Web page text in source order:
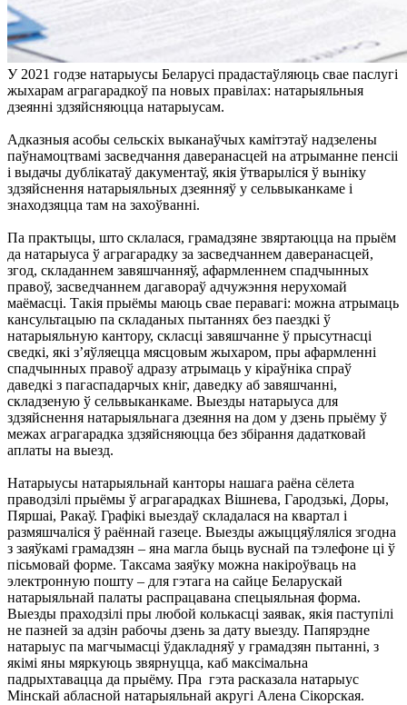
У 2021 годзе натарыусы Беларусі прадастаўляюць свае паслугі
жыхарам аграгарадкоў па новых правілах: натарыяльныя
дзеянні здзяйсняюцца натарыусам.
Адказныя асобы сельскіх выканаўчых камітэтаў надзелены
паўнамоцтвамі засведчання даверанасцей на атрыманне пенсіі
і выдачы дублікатаў дакументаў, якія ўтварыліся ў выніку
здзяйснення натарыяльных дзеянняў у сельвыканкаме і
знаходзяцца там на захоўванні.
Па практыцы, што склалася, грамадзяне звяртаюцца на прыём
да натарыуса ў аграгарадку за засведчаннем даверанасцей,
згод, складаннем завяшчанняў, афармленнем спадчынных
правоў, засведчаннем дагавораў адчужэння нерухомай
маёмасці. Такія прыёмы маюць свае перавагі: можна атрымаць
кансультацыю па складаных пытаннях без паездкі ў
натарыяльную кантору, скласці завяшчанне ў прысутнасці
сведкі, які з’яўляецца мясцовым жыхаром, пры афармленні
спадчынных правоў адразу атрымаць у кіраўніка спраў
даведкі з пагаспадарчых кніг, даведку аб завяшчанні,
складзеную ў сельвыканкаме. Выезды натарыуса для
здзяйснення натарыяльнага дзеяння на дом у дзень прыёму ў
межах аграгарадка здзяйсняюцца без збірання дадатковай
аплаты на выезд.
Натарыусы натарыяльнай канторы нашага раёна сёлета
праводзілі прыёмы ў аграгарадках Вішнева, Гародзькі, Доры,
Пяршаі, Ракаў. Графікі выездаў складалася на квартал і
размяшчаліся ў раённай газеце. Выезды ажыццяўляліся згодна
з заяўкамі грамадзян – яна магла быць вуснай па тэлефоне ці ў
пісьмовай форме. Таксама заяўку можна накіроўваць на
электронную пошту – для гэтага на сайце Беларускай
натарыяльнай палаты распрацавана спецыяльная форма.
Выезды праходзілі пры любой колькасці заявак, якія паступілі
не пазней за адзін рабочы дзень за дату выезду. Папярэдне
натарыус па магчымасці ўдакладняў у грамадзян пытанні, з
якімі яны мяркуюць звярнуцца, каб максімальна
падрыхтавацца да прыёму. Пра гэта расказала натарыус
Мінскай абласной натарыяльнай акругі Алена Сікорская.